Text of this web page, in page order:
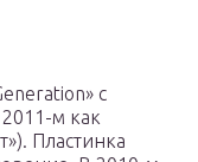
с
м как
Пластинка